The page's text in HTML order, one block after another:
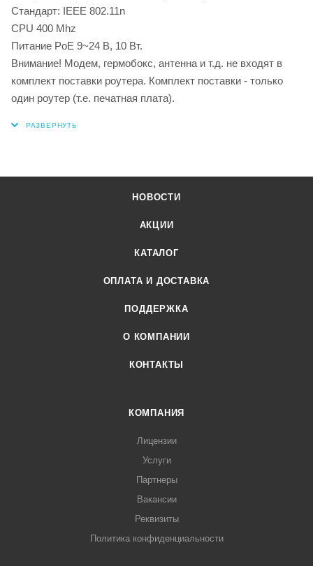
Стандарт: IEEE 802.11n
CPU 400 Mhz
Питание PoE 9~24 В, 10 Вт.
Внимание! Модем, гермобокс, антенна и т.д. не входят в
комплект поставки роутера. Комплект поставки - только
один роутер (т.е. печатная плата).
НОВОСТИ
АКЦИИ
КАТАЛОГ
ОПЛАТА И ДОСТАВКА
ПОДДЕРЖКА
О КОМПАНИИ
КОНТАКТЫ
КОМПАНИЯ
Лицензии
Услуги
Партнеры
Вакансии
Реквизиты
Политика конфиденциальности